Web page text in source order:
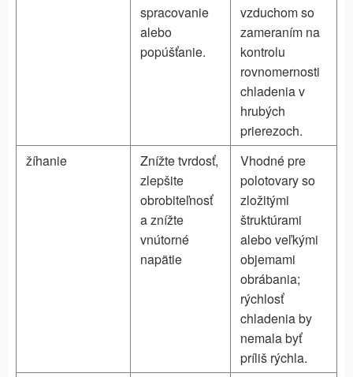
spracovanie
alebo
popúšťanie.
vzduchom so
zameraním na
kontrolu
rovnomernosti
chladenia v
hrubých
prierezoch.
žíhanie
Znížte tvrdosť,
zlepšite
obrobiteľnosť
a znížte
vnútorné
napätie
Vhodné pre
polotovary so
zložitými
štruktúrami
alebo veľkými
objemami
obrábania;
rýchlosť
chladenia by
nemala byť
príliš rýchla.